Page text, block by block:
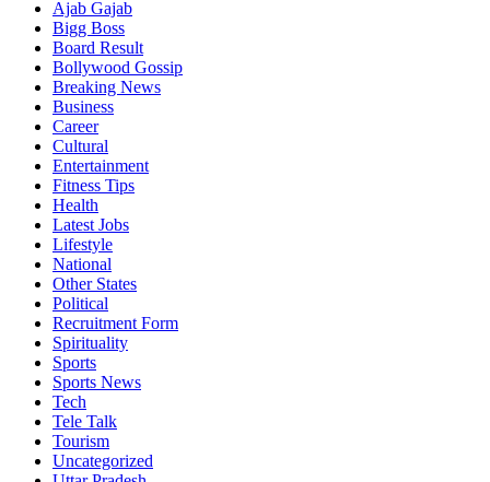
Ajab Gajab
Bigg Boss
Board Result
Bollywood Gossip
Breaking News
Business
Career
Cultural
Entertainment
Fitness Tips
Health
Latest Jobs
Lifestyle
National
Other States
Political
Recruitment Form
Spirituality
Sports
Sports News
Tech
Tele Talk
Tourism
Uncategorized